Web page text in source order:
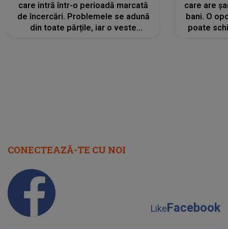
care intră într-o perioadă marcată
de încercări. Problemele se adună
din toate părțile, iar o veste
care are
bani. O
poate
CONECTEAZĂ-TE CU NOI
LikeFacebook